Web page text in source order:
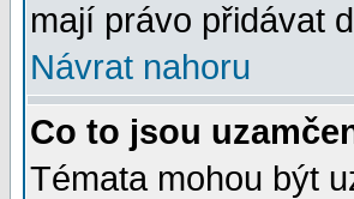
mají právo přidávat
Návrat nahoru
Co to jsou
Témata mohou být